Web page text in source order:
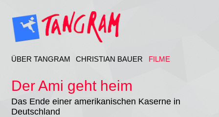
ÜBER TANGRAM CHRISTIAN BAUER FILME
Der Ami geht heim
Das Ende einer amerikanischen Kaserne in
Deutschland